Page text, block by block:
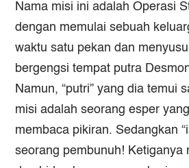
Nama misi ini adalah Operasi
dengan memulai sebuah
waktu satu pekan dan
bergengsi tempat putra
Namun, “putri” yang dia temui
misi adalah seorang esper
membaca pikiran. Sedangkan
seorang pembunuh! Ketiganya